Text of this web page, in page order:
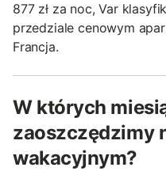
877 zł za noc, Var
przedziale cenowym
Francja.
W których
zaoszczędzimy
wakacyjnym?